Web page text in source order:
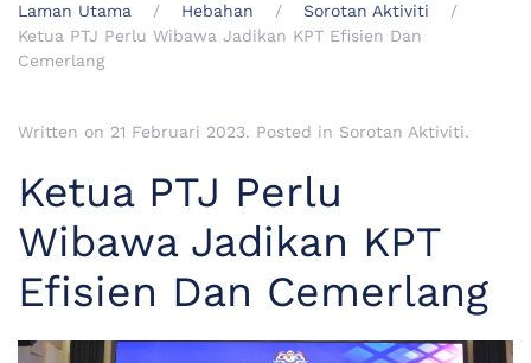
Laman Utama Hebahan
Sorotan Aktiviti
Ketua PTJ Perlu Wibawa Jadikan KPT Efisien Dan
Cemerlang
Written on 21 Februari 2023. Posted in Sorotan Aktiviti.
Ketua PTJ Perlu
Wibawa Jadikan KPT
Efisien Dan Cemerlang